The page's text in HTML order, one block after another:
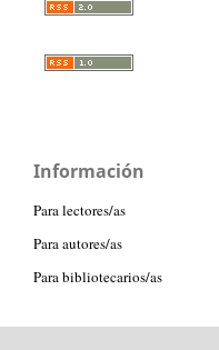
Información
Para lectores/as
Para autores/as
Para bibliotecarios/as